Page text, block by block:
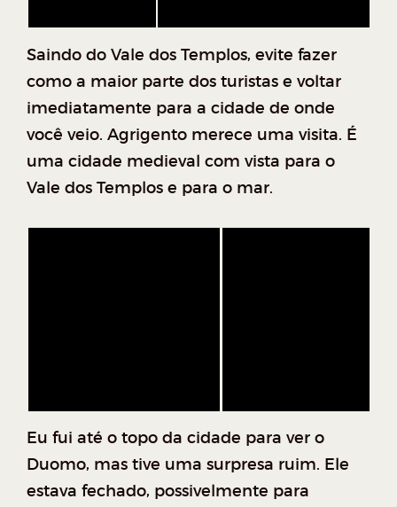
Saindo do Vale dos Templos, evite fazer
como a maior parte dos turistas e voltar
imediatamente para a cidade de onde
você veio. Agrigento merece uma visita. É
uma cidade medieval com vista para o
Vale dos Templos e para o mar.
Eu fui até o topo da cidade para ver o
Duomo, mas tive uma surpresa ruim. Ele
estava fechado, possivelmente para